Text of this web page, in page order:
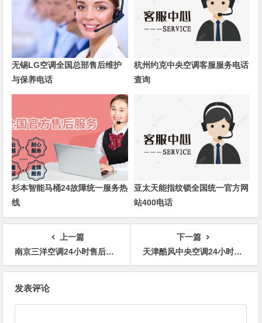
无锡LG空调全国总部售后维护
与保养电话
杭州约克中央空调客服服务电话
查询
杉本智能马桶24故障统一服务热
线
亚太天能指纹锁全国统一官方网
站400电话
上一篇
南京三洋空调24小时售后服务电话号码电话预约
下一篇
天津酷风中央空调24小时售后服务电话号码电话预约
发表评论